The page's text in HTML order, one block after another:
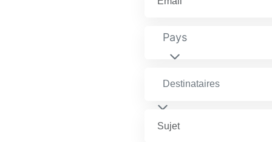
Pays
Destinataires